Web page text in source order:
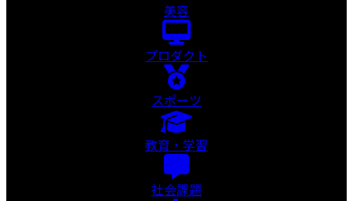
美容
プロダクト
スポーツ
教育・学習
社会課題